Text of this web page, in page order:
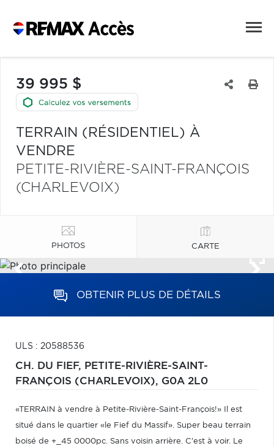
39 995 $
TERRAIN (RÉSIDENTIEL) À
VENDRE
PETITE-RIVIÈRE-SAINT-FRANÇOIS
(CHARLEVOIX)
PHOTOS CARTE
OBTENIR PLUS DE DÉTAILS
ULS : 20588536
CH. DU FIEF, PETITE-RIVIÈRE-SAINT-
FRANÇOIS (CHARLEVOIX), G0A 2L0
«TERRAIN à vendre à Petite-Rivière-Saint-François!» Il est
situé dans le quartier «le Fief du Massif». Super beau terrain
boisé de +_45 0000pc. Sans voisin arrière. C'est à voir. Le